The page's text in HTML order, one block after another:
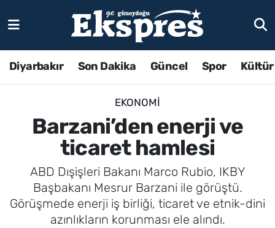
Diyarbakır Son Dakika Güncel Spor
EKONOMI
Barzani’den enerji ve
ticaret hamlesi
ABD Dışişleri Bakanı Marco Rubio, IKBY
Başbakanı Mesrur Barzani ile görüştü.
Görüşmede enerji iş birliği, ticaret ve etnik-dini
azınlıkların korunması ele alındı.